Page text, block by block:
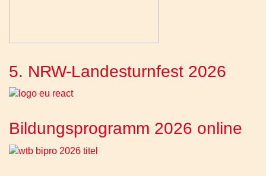
5. NRW-Landesturnfest 2026
Bildungsprogramm 2026 online